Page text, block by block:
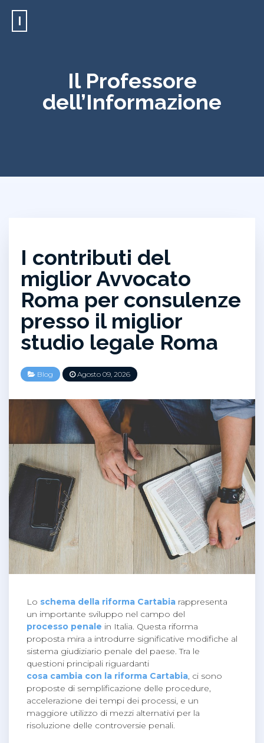
I
Il Professore
dell’Informazione
I contributi del
miglior Avvocato
Roma per consulenze
presso il miglior
studio legale Roma
Blog Agosto 09, 2026
Lo schema della riforma Cartabia rappresenta
un importante sviluppo nel campo del
processo penale in Italia. Questa riforma
proposta mira a introdurre significative modifiche al
sistema giudiziario penale del paese. Tra le
questioni principali riguardanti
cosa cambia con la riforma Cartabia, ci sono
proposte di semplificazione delle procedure,
accelerazione dei tempi dei processi, e un
maggiore utilizzo di mezzi alternativi per la
risoluzione delle controversie penali.